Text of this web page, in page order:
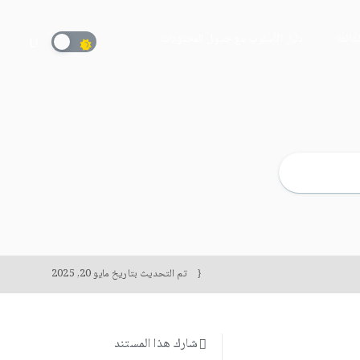
تم التحديث بتاريخ مايو 20, 2025
شارك هذا المستند